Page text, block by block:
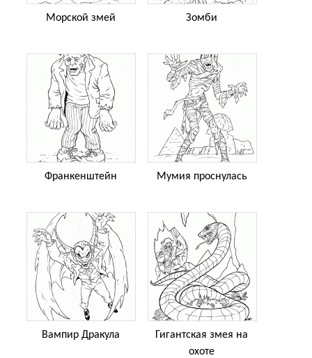
Морской змей Зомби
Франкенштейн Мумия проснулась
Вампир Дракула
Гигантская змея на
охоте